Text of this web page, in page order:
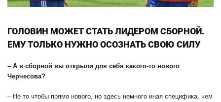
ГОЛОВИН МОЖЕТ СТАТЬ ЛИДЕРОМ СБОРНОЙ.
ЕМУ ТОЛЬКО НУЖНО ОСОЗНАТЬ СВОЮ СИЛУ
– А в сборной вы открыли для себя какого-то нового
Черчесова?
– Не то чтобы прямо нового, но здесь немного иная специфика, чем